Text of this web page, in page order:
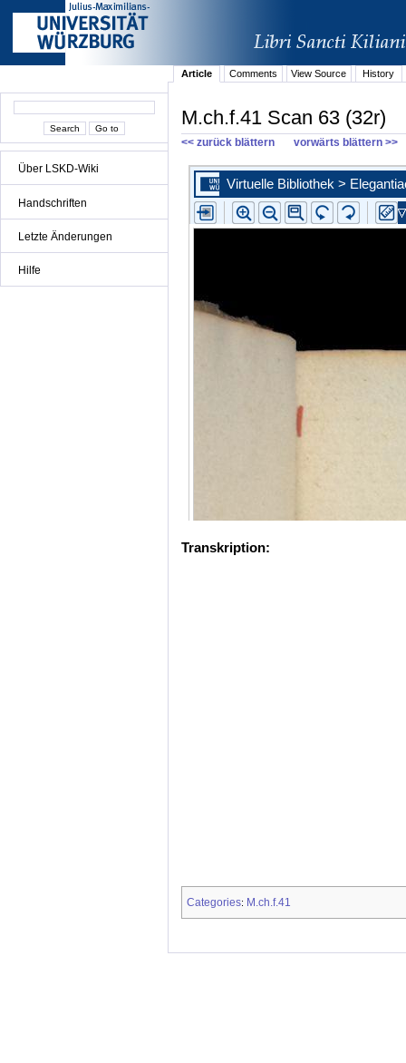
Über LSKD-Wiki
Handschriften
Letzte Änderungen
Hilfe
Article Comments View Source History
M.ch.f.41 Scan 63 (32r)
<< zurück blättern vorwärts blättern >>
Transkription:
Categories: M.ch.f.41